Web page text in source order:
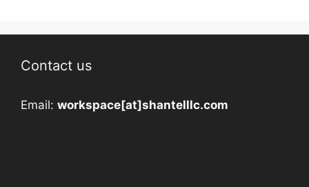
Contact us
Email: workspace[at]shantelllc.com